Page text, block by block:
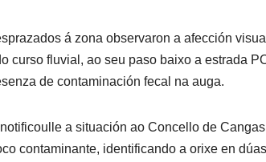
á zona observaron a afección
curso fluvial, ao seu paso baixo a estrada
de contaminación fecal na auga.
a situación ao Concello de
contaminante, identificando a orixe en